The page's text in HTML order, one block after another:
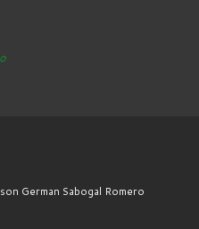
German Sabogal Romero